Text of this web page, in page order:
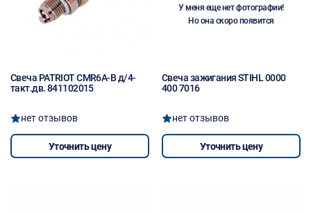
Свеча PATRIOT CMR6A-B д/4-
такт.дв. 841102015
нет отзывов
Уточнить цену
У меня еще нет фотографии!
Но она скоро появится
Свеча зажигания STIHL 0000
400 7016
нет отзывов
Уточнить цену